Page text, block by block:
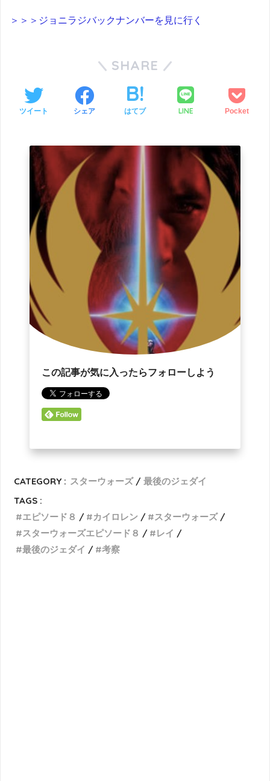
＞＞＞ジョニラジバックナンバーを見に行く
SHARE
ツイート シェア はてブ LINE Pocket
この記事が気に入ったらフォローしよう
CATEGORY : スターウォーズ
最後のジェダイ
TAGS :
エピソード８
カイロレン
スターウォーズ
スターウォーズエピソード８
レイ
最後のジェダイ
考察